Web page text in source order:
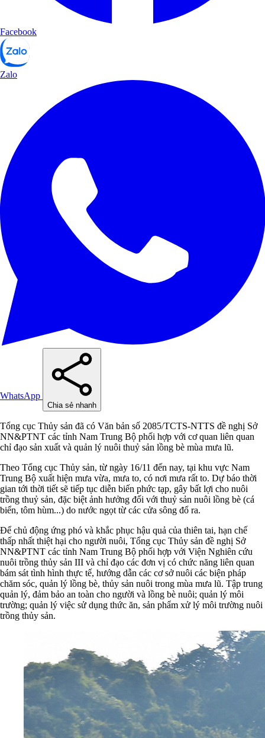
Facebook
Zalo
WhatsApp
Chia sẻ nhanh
Tổng cục Thủy sản đã có Văn bản số 2085/TCTS-NTTS đề nghị Sở
NN&PTNT các tỉnh Nam Trung Bộ phối hợp với cơ quan liên quan
chỉ đạo sản xuất và quản lý nuôi thuỷ sản lồng bè mùa mưa lũ.
Theo Tổng cục Thủy sản, từ ngày 16/11 đến nay, tại khu vực Nam
Trung Bộ xuất hiện mưa vừa, mưa to, có nơi mưa rất to. Dự báo thời
gian tới thời tiết sẽ tiếp tục diễn biến phức tạp, gây bất lợi cho nuôi
trồng thuỷ sản, đặc biệt ảnh hưởng đối với thuỷ sản nuôi lồng bè (cá
biển, tôm hùm...) do nước ngọt từ các cửa sông đổ ra.
Để chủ động ứng phó và khắc phục hậu quả của thiên tai, hạn chế
thấp nhất thiệt hại cho người nuôi, Tổng cục Thủy sản đề nghị Sở
NN&PTNT các tỉnh Nam Trung Bộ phối hợp với Viện Nghiên cứu
nuôi trồng thủy sản III và chỉ đạo các đơn vị có chức năng liên quan
bám sát tình hình thực tế, hướng dẫn các cơ sở nuôi các biện pháp
chăm sóc, quản lý lồng bè, thủy sản nuôi trong mùa mưa lũ. Tập trung
quản lý, đảm bảo an toàn cho người và lồng bè nuôi; quản lý môi
trường; quản lý việc sử dụng thức ăn, sản phẩm xử lý môi trường nuôi
trồng thủy sản.